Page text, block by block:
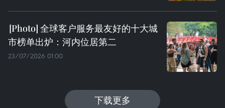
全球客户服务最友好的十大城
市榜单出炉：河内位居第二
23/07/2026 01:00
下载更多